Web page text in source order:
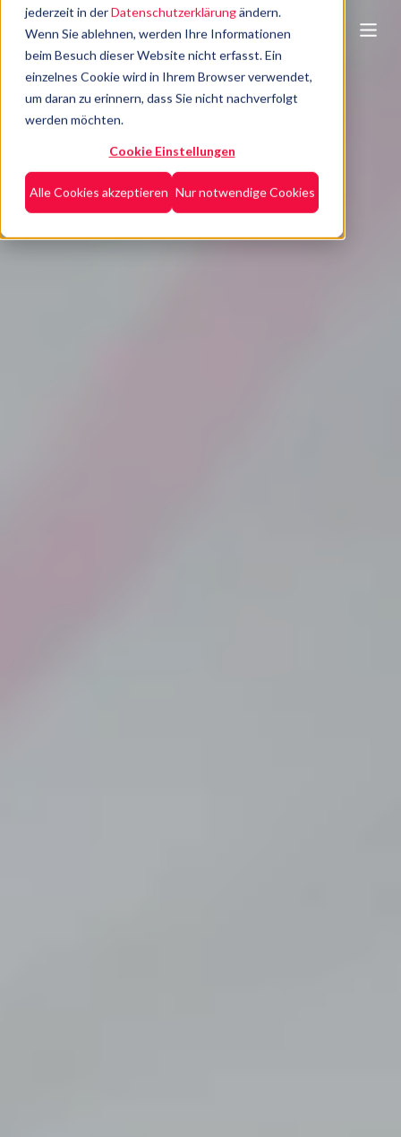
jederzeit in derDatenschutzerklärungändern.
Wenn Sie ablehnen, werden Ihre Informationen
beim Besuch dieser Website nicht erfasst. Ein
einzelnes Cookie wird in Ihrem Browser verwendet,
um daran zu erinnern, dass Sie nicht nachverfolgt
werden möchten.
Cookie Einstellungen
Alle Cookies akzeptieren Nur notwendige Cookies